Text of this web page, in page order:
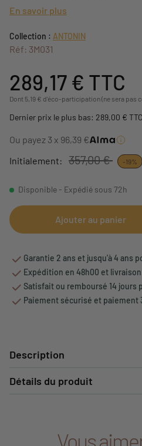
En savoir plus
Collection : ANTONIN
Réf: 3M031
289,17 € TTC
Dont 5,19 € d'éco-participation (ne sera pas
Dernier prix le plus bas: 289,00 € TTC
Ou payez 3 x 96,39 €
Initialement:
357,00 € -19%
Disponible - Expédié sous 72h
Ajouter au panier
Garantie 2 ans et jusqu'à 4 ans
Expédition en 48h00 et
Satisfait ou remboursé 14 jours
Paiement sécurisé et paiement
Description
Détails du produit
Vous